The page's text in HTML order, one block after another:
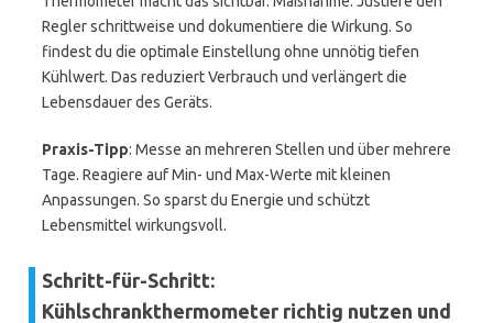
Regler schrittweise und dokumentiere die Wirkung. So
findest du die optimale Einstellung ohne unnötig tiefen
Kühlwert. Das reduziert Verbrauch und verlängert die
Lebensdauer des Geräts.
Praxis-Tipp: Messe an mehreren Stellen und über mehrere
Tage. Reagiere auf Min- und Max-Werte mit kleinen
Anpassungen. So sparst du Energie und schützt
Lebensmittel wirkungsvoll.
Schritt-für-Schritt:
Kühlschrankthermometer richtig nutzen und